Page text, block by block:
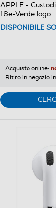
APPLE -
16e-Verde lago
DISPONIBILE
Acquisto online:
Ritiro in negozio